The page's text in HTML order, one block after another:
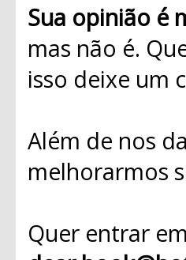
Sua opinião é
mas não é.
isso deixe um
Além de nos
melhorarmos
Quer entrar